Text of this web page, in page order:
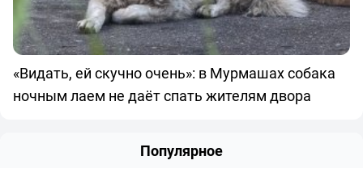
«Видать, ей скучно очень»: в Мурмашах собака
ночным лаем не даёт спать жителям двора
Популярное